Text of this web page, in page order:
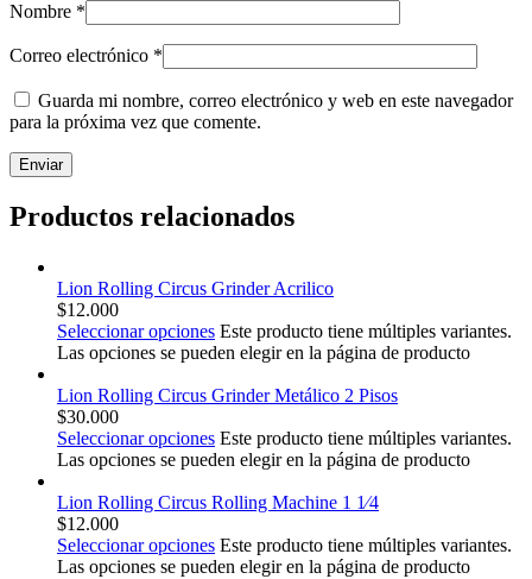
Nombre *
Correo electrónico *
Guarda mi nombre, correo electrónico y web en este navegador
para la próxima vez que comente.
Productos relacionados
Lion Rolling Circus Grinder Acrilico
$12.000
Seleccionar opciones Este producto tiene múltiples variantes.
Las opciones se pueden elegir en la página de producto
Lion Rolling Circus Grinder Metálico 2 Pisos
$30.000
Seleccionar opciones Este producto tiene múltiples variantes.
Las opciones se pueden elegir en la página de producto
Lion Rolling Circus Rolling Machine 1 1⁄4
$12.000
Seleccionar opciones Este producto tiene múltiples variantes.
Las opciones se pueden elegir en la página de producto